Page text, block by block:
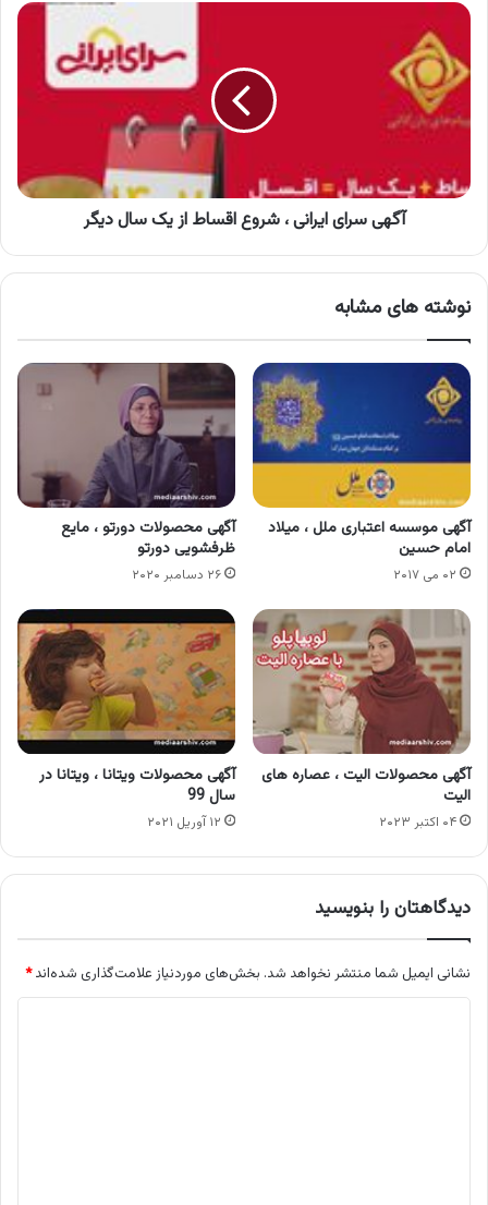
آگهی
سرای
ایرانی
،
شروع
اقساط
یک
سال
آگهی سرای ایرانی ، شروع اقساط از یک سال دیگر
نوشته های مشابه
آگهی موسسه اعتباری ملل ، میلاد
امام حسین
۰۲ می ۲۰۱۷
آگهی محصولات دورتو ، مایع
ظرفشویی دورتو
۲۶ دسامبر ۲۰۲۰
آگهی محصولات الیت ، عصاره های
الیت
۰۴ اکتبر ۲۰۲۳
آگهی محصولات ویتانا ، ویتانا در
سال 99
۱۲ آوریل ۲۰۲۱
دیدگاهتان را بنویسید
نشانی ایمیل شما منتشر نخواهد شد. بخش‌های موردنیاز علامت‌گذاری شده‌اند*